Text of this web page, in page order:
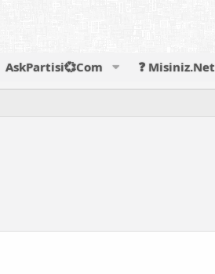
AskPartisi💞Com ❓ Misiniz.Net